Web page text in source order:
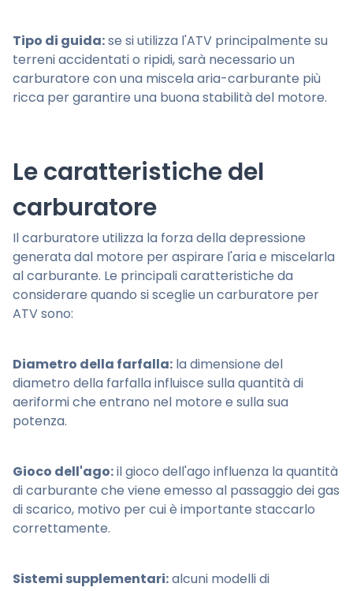
Tipo di guida:se si utilizza l'ATV principalmente su
terreni accidentati o ripidi, sarà necessario un
carburatore con una miscela aria-carburante più
ricca per garantire una buona stabilità del motore.
Le caratteristiche del
carburatore
Il carburatore utilizza la forza della depressione
generata dal motore per aspirare l'aria e miscelarla
al carburante. Le principali caratteristiche da
considerare quando si sceglie un carburatore per
ATV sono:
Diametro della farfalla: la dimensione del
diametro della farfalla influisce sulla quantità di
aeriformi che entrano nel motore e sulla sua
potenza.
Gioco dell'ago:il gioco dell'ago influenza la quantità
di carburante che viene emesso al passaggio dei gas
di scarico, motivo per cui è importante staccarlo
correttamente.
Sistemi supplementari:alcuni modelli di